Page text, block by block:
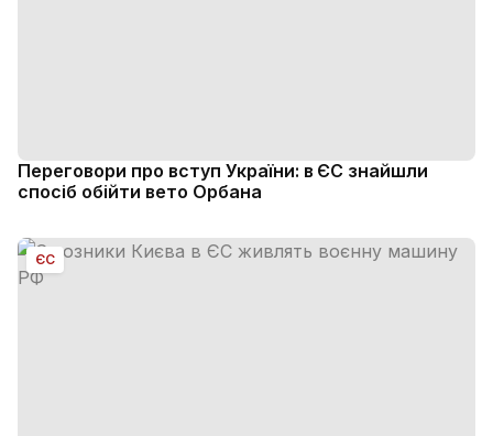
Переговори про вступ України: в ЄС знайшли
спосіб обійти вето Орбана
ЄС